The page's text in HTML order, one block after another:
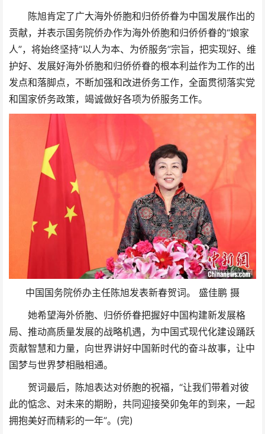
陈旭肯定了广大海外侨胞和归侨侨眷为中国发展作出的
贡献，并表示国务院侨办作为海外侨胞和归侨侨眷的“娘家
人”，将始终坚持“以人为本、为侨服务”宗旨，把实现好、维
护好、发展好海外侨胞和归侨侨眷的根本利益作为工作的出
发点和落脚点，不断加强和改进侨务工作，全面贯彻落实党
和国家侨务政策，竭诚做好各项为侨服务工作。
中国国务院侨办主任陈旭发表新春贺词。 盛佳鹏 摄
她希望海外侨胞、归侨侨眷把握好中国构建新发展格
局、推动高质量发展的战略机遇，为中国式现代化建设踊跃
贡献智慧和力量，向世界讲好中国新时代的奋斗故事，让中
国梦与世界梦相融相通。
贺词最后，陈旭表达对侨胞的祝福，“让我们带着对彼
此的惦念、对未来的期盼，共同迎接癸卯兔年的到来，一起
拥抱美好而精彩的一年”。(完)